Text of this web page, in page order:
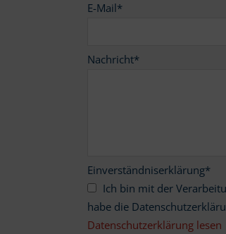
E-Mail*
Nachricht*
Einverständniserklärung*
habe die
Datenschutzerklärung lesen